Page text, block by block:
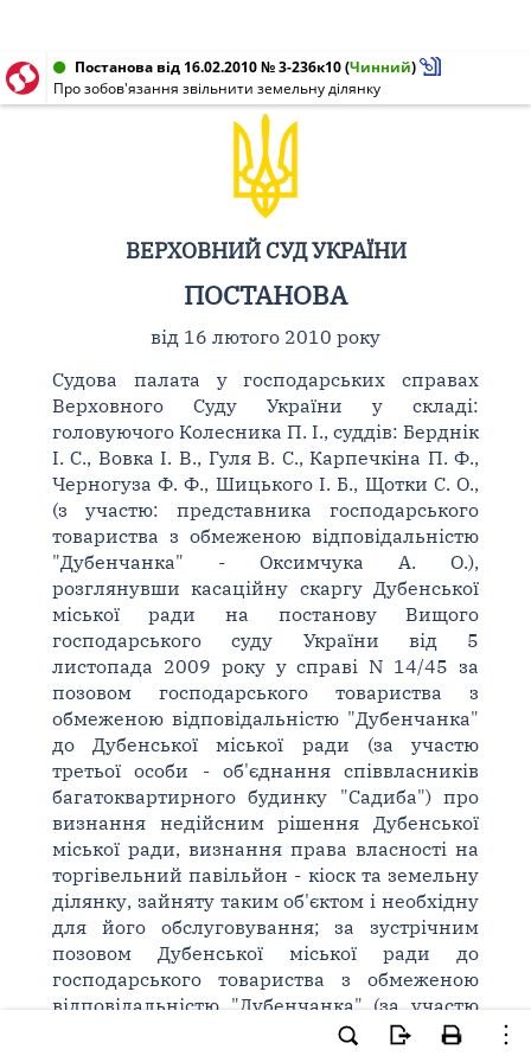
Постанова від 16.02.2010 № 3-236к10(Чинний)
Про зобов'язання звільнити земельну ділянку
ВЕРХОВНИЙ СУД УКРАЇНИ
ПОСТАНОВА
від 16 лютого 2010 року
Судова палата у господарських справах
Верховного Суду України у складі:
головуючого Колесника П. І., суддів: Берднік
І. С., Вовка І. В., Гуля В. С., Карпечкіна П. Ф.,
Черногуза Ф. Ф., Шицького І. Б., Щотки С. О.,
(з участю: представника господарського
товариства з обмеженою відповідальністю
"Дубенчанка" - Оксимчука А. О.),
розглянувши касаційну скаргу Дубенської
міської ради на постанову Вищого
господарського суду України від 5
листопада 2009 року у справі N 14/45 за
позовом господарського товариства з
обмеженою відповідальністю "Дубенчанка"
до Дубенської міської ради (за участю
третьої особи - об'єднання співвласників
багатоквартирного будинку "Садиба") про
визнання недійсним рішення Дубенської
міської ради, визнання права власності на
торгівельний павільйон - кіоск та земельну
ділянку, зайняту таким об'єктом і необхідну
для його обслуговування; за зустрічним
позовом Дубенської міської ради до
господарського товариства з обмеженою
відповідальністю "Дубенчанка" (за участю
третьої особи - об'єднання співвласників